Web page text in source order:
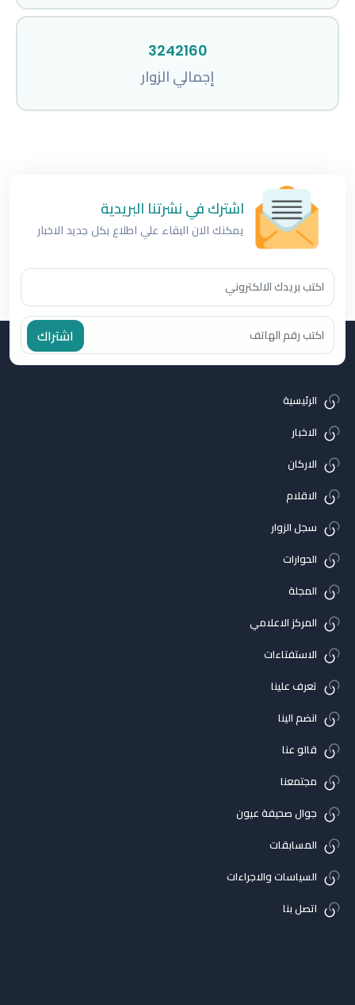
3242160
إجمالي الزوار
اشترك في نشرتنا البريدية
يمكنك الان البقاء علي اطلاع بكل جديد الاخبار
اشتراك
الرئيسية
الاخبار
الاركان
الاقلام
سجل الزوار
الحوارات
المجلة
المركز الاعلامي
الاستفتاءات
تعرف علينا
انضم الينا
قالو عنا
مجتمعنا
جوال صحيفة عيون
المسابقات
السياسات والاجراءات
اتصل بنا